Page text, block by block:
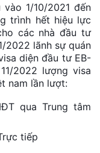
1/10/2021 đến
trình hết hiệu lực
các nhà đầu tư
2022 lãnh sự quán
diện đầu tư EB-
2022 lượng visa
nam lần lượt:
qua Trung tâm
tiếp